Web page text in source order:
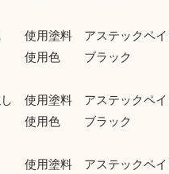
使用塗料 アステックペイ
用色 ブラック
使用塗料 アステックペイ
用色 ブラック
用塗料 アステックペイン